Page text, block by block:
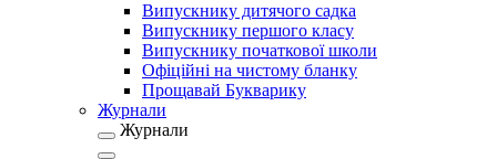
Випускнику дитячого садка
Випускнику першого класу
Випускнику початкової школи
Офіційні на чистому бланку
Прощавай Букварику
Журнали
Журнали